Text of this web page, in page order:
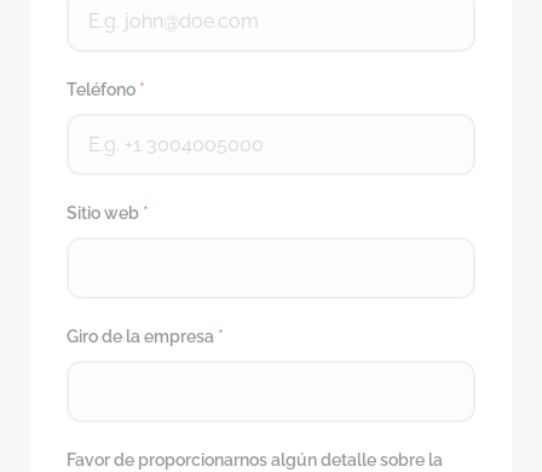
Teléfono *
Sitio web *
Giro de la empresa *
Favor de proporcionarnos algún detalle sobre la